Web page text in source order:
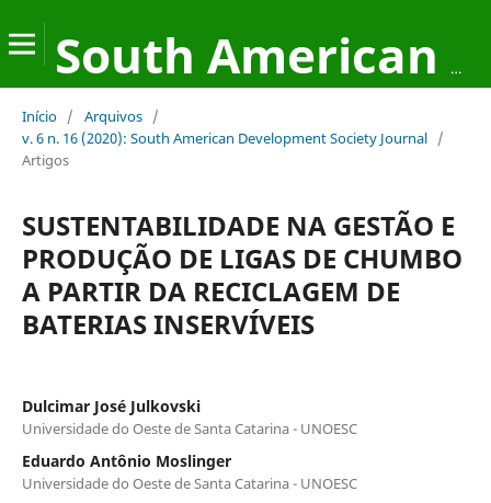
South American Development Society Journal
Início / Arquivos /
v. 6 n. 16 (2020): South American Development Society Journal /
Artigos
SUSTENTABILIDADE NA GESTÃO E
PRODUÇÃO DE LIGAS DE CHUMBO
A PARTIR DA RECICLAGEM DE
BATERIAS INSERVÍVEIS
Dulcimar José Julkovski
Universidade do Oeste de Santa Catarina - UNOESC
Eduardo Antônio Moslinger
Universidade do Oeste de Santa Catarina - UNOESC